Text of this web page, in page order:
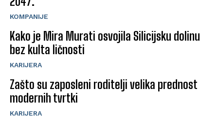
KOMPANIJE
Kako je Mira Murati osvojila Silicijsku dolinu
bez kulta ličnosti
KARIJERA
Zašto su zaposleni roditelji velika prednost
modernih tvrtki
KARIJERA